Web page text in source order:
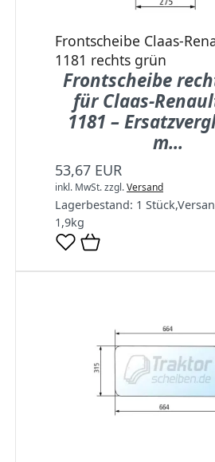
Frontscheibe Claas-
1181 rechts grün
Frontscheibe
für Claas-
1181 –
m...
53,67 EUR
inkl. MwSt.zzgl.Versand
Lagerbestand: 1 Stück,
1,9kg